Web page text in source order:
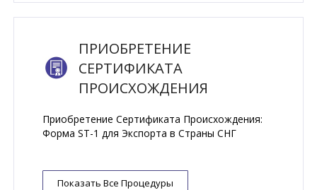
ПРИОБРЕТЕНИЕ
СЕРТИФИКАТА
ПРОИСХОЖДЕНИЯ
Приобретение Сертификата Происхождения:
Форма ST-1 для Экспорта в Страны СНГ
Показать Все Процедуры